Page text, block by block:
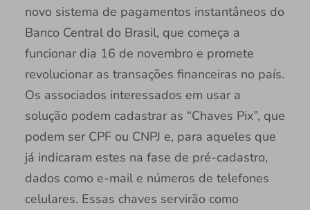
novo sistema de pagamentos instantâneos do
Banco Central do Brasil, que começa a
funcionar dia 16 de novembro e promete
revolucionar as transações financeiras no país.
Os associados interessados em usar a
solução podem cadastrar as “Chaves Pix”, que
podem ser CPF ou CNPJ e, para aqueles que
já indicaram estes na fase de pré-cadastro,
dados como e-mail e números de telefones
celulares. Essas chaves servirão como